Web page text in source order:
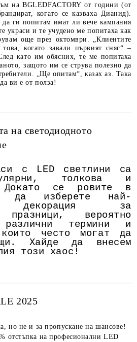
на BGLEDFACTORY от години (от
когато се казваха Дианид).
ги попитам имат ли вече кампания
украси и те учудено ме попитаха как
още през октомври. „Клиентите
когато завали първият сняг“ –
като им обясних, те ме попитаха
защото им се струва полезно да
„Ще опитам“, казах аз. Така
ви е от полза!
на светодиодното
с LED светлини са
толкова и
Докато се ровите в
да изберете най-
декорация за
празници, вероятно
термини и
които често могат да
Хайде да внесем
този хаос!
2025
но не и за пропускане на шансове!
отстъпка на професионални LED